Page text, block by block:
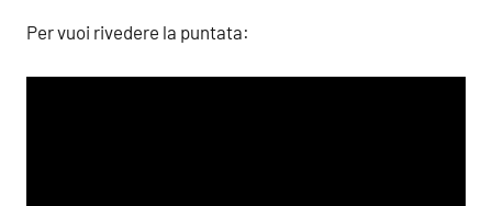
Per vuoi rivedere la puntata: